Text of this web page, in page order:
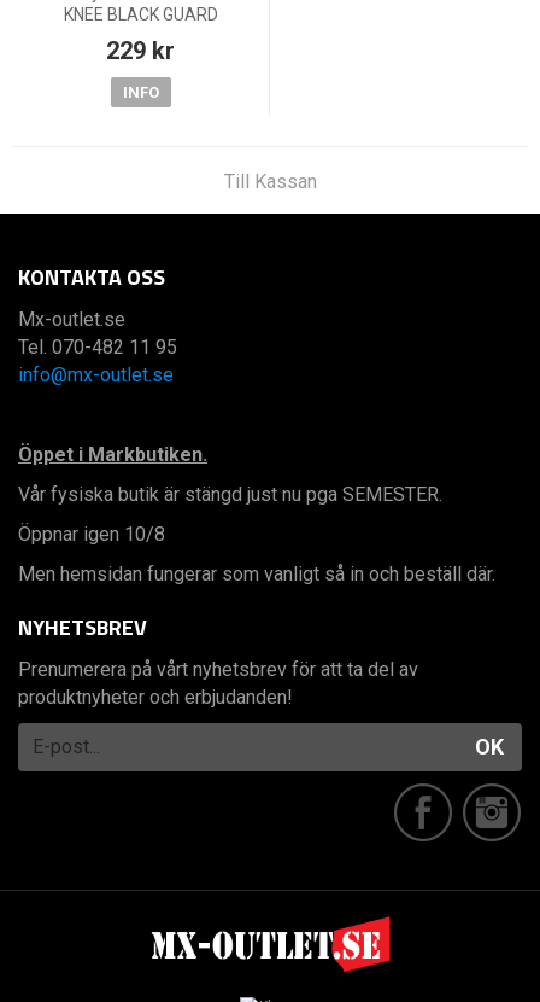
KNEE BLACK GUARD
229 kr
INFO
Till Kassan
KONTAKTA OSS
Mx-outlet.se
Tel. 070-482 11 95
info@mx-outlet.se
Öppet i Markbutiken.
Vår fysiska butik är stängd just nu pga SEMESTER.
Öppnar igen 10/8
Men hemsidan fungerar som vanligt så in och beställ där.
NYHETSBREV
Prenumerera på vårt nyhetsbrev för att ta del av
produktnyheter och erbjudanden!
OK